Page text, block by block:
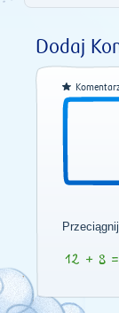
Dodaj
Komentarz